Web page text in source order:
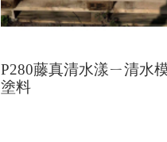
P280藤真清水漾ㄧ清水
塗料